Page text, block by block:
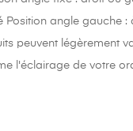
angle gauche
peuvent légèrement
l'éclairage de votre